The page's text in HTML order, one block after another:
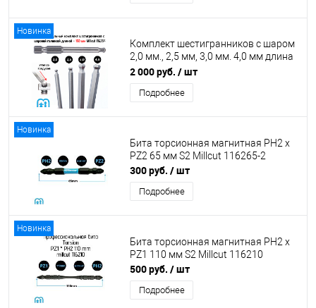
Новинка
Комплект шестигранников с шаром
2,0 мм., 2,5 мм, 3,0 мм. 4,0 мм длина
150 мм, хвостовик hex 6.35 Millcut
116234
2 000 руб. / шт
Подробнее
Новинка
Бита торсионная магнитная PH2 x
PZ2 65 мм S2 Millcut 116265-2
300 руб. / шт
Подробнее
Новинка
Бита торсионная магнитная PH2 x
PZ1 110 мм S2 Millcut 116210
500 руб. / шт
Подробнее